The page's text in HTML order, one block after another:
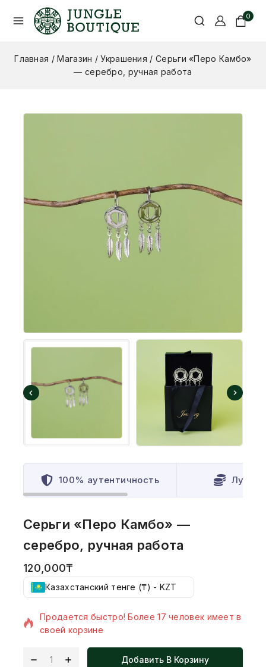
0
Главная / Магазин / Украшения / Серьги «Перо Камбо»
— серебро, ручная работа
100% аутентичность
Серьги «Перо Камбо» —
серебро, ручная работа
120,000₸
Казахстанский тенге (₸) - KZT
12 товаров продано за последний 13 час
Продается быстро! Более 17 человек имеет в
своей корзине
Добавить В Корзину